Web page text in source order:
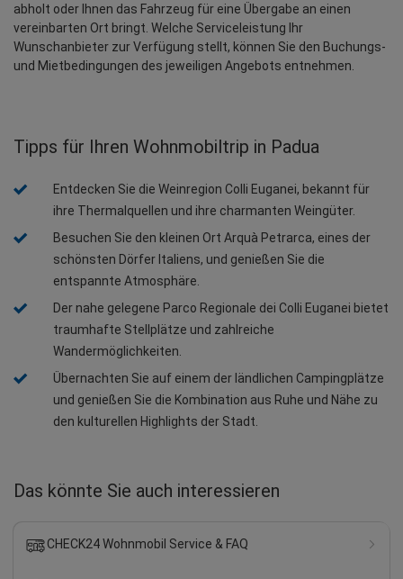
abholt oder Ihnen das Fahrzeug für eine Übergabe an einen
vereinbarten Ort bringt. Welche Serviceleistung Ihr
Wunschanbieter zur Verfügung stellt, können Sie den Buchungs-
und Mietbedingungen des jeweiligen Angebots entnehmen.
Tipps für Ihren Wohnmobiltrip in Padua
Entdecken Sie die Weinregion Colli Euganei, bekannt für
ihre Thermalquellen und ihre charmanten Weingüter.
Besuchen Sie den kleinen Ort Arquà Petrarca, eines der
schönsten Dörfer Italiens, und genießen Sie die
entspannte Atmosphäre.
Der nahe gelegene Parco Regionale dei Colli Euganei bietet
traumhafte Stellplätze und zahlreiche
Wandermöglichkeiten.
Übernachten Sie auf einem der ländlichen Campingplätze
und genießen Sie die Kombination aus Ruhe und Nähe zu
den kulturellen Highlights der Stadt.
Das könnte Sie auch interessieren
CHECK24 Wohnmobil Service & FAQ